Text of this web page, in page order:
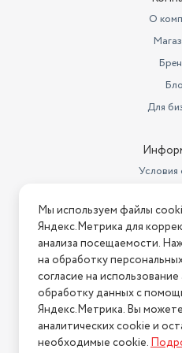
Ширина товара в упаковке, в
метрах
Высота товара в упаковке, в
метрах
Объем товара в упаковке, в
литрах
Тип управления
О
Для
Условия
Условия
Нашли ошибку на
2026 © Интернет-магазин
Политика
Мы используем файлы
Яндекс.Метрика для
анализа посещаемости.
на обработку
согласие на
обработку данных с
Яндекс.Метрика. Вы
аналитических cookie и
необходимые cookie.